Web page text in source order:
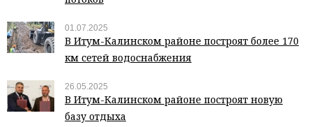
01.07.2025
В Итум-Калинском районе построят более 170
км сетей водоснабжения
26.05.2025
В Итум-Калинском районе построят новую
базу отдыха